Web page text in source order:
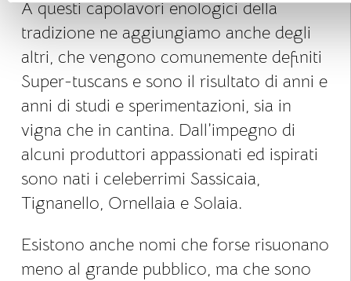
A questi capolavori enologici della
tradizione ne aggiungiamo anche degli
altri, che vengono comunemente definiti
Super-tuscans e sono il risultato di anni e
anni di studi e sperimentazioni, sia in
vigna che in cantina. Dall’impegno di
alcuni produttori appassionati ed ispirati
sono nati i celeberrimi Sassicaia,
Tignanello, Ornellaia e Solaia.
Esistono anche nomi che forse risuonano
meno al grande pubblico, ma che sono